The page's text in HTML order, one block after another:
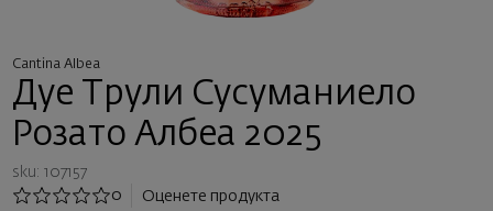
Cantina Albea
Дуе Трули Сусуманиело
Розато Албеа 2025
sku: 107157
0
Оценете продукта